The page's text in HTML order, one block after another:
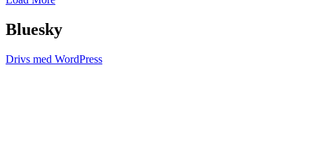
Bluesky
Drivs med WordPress